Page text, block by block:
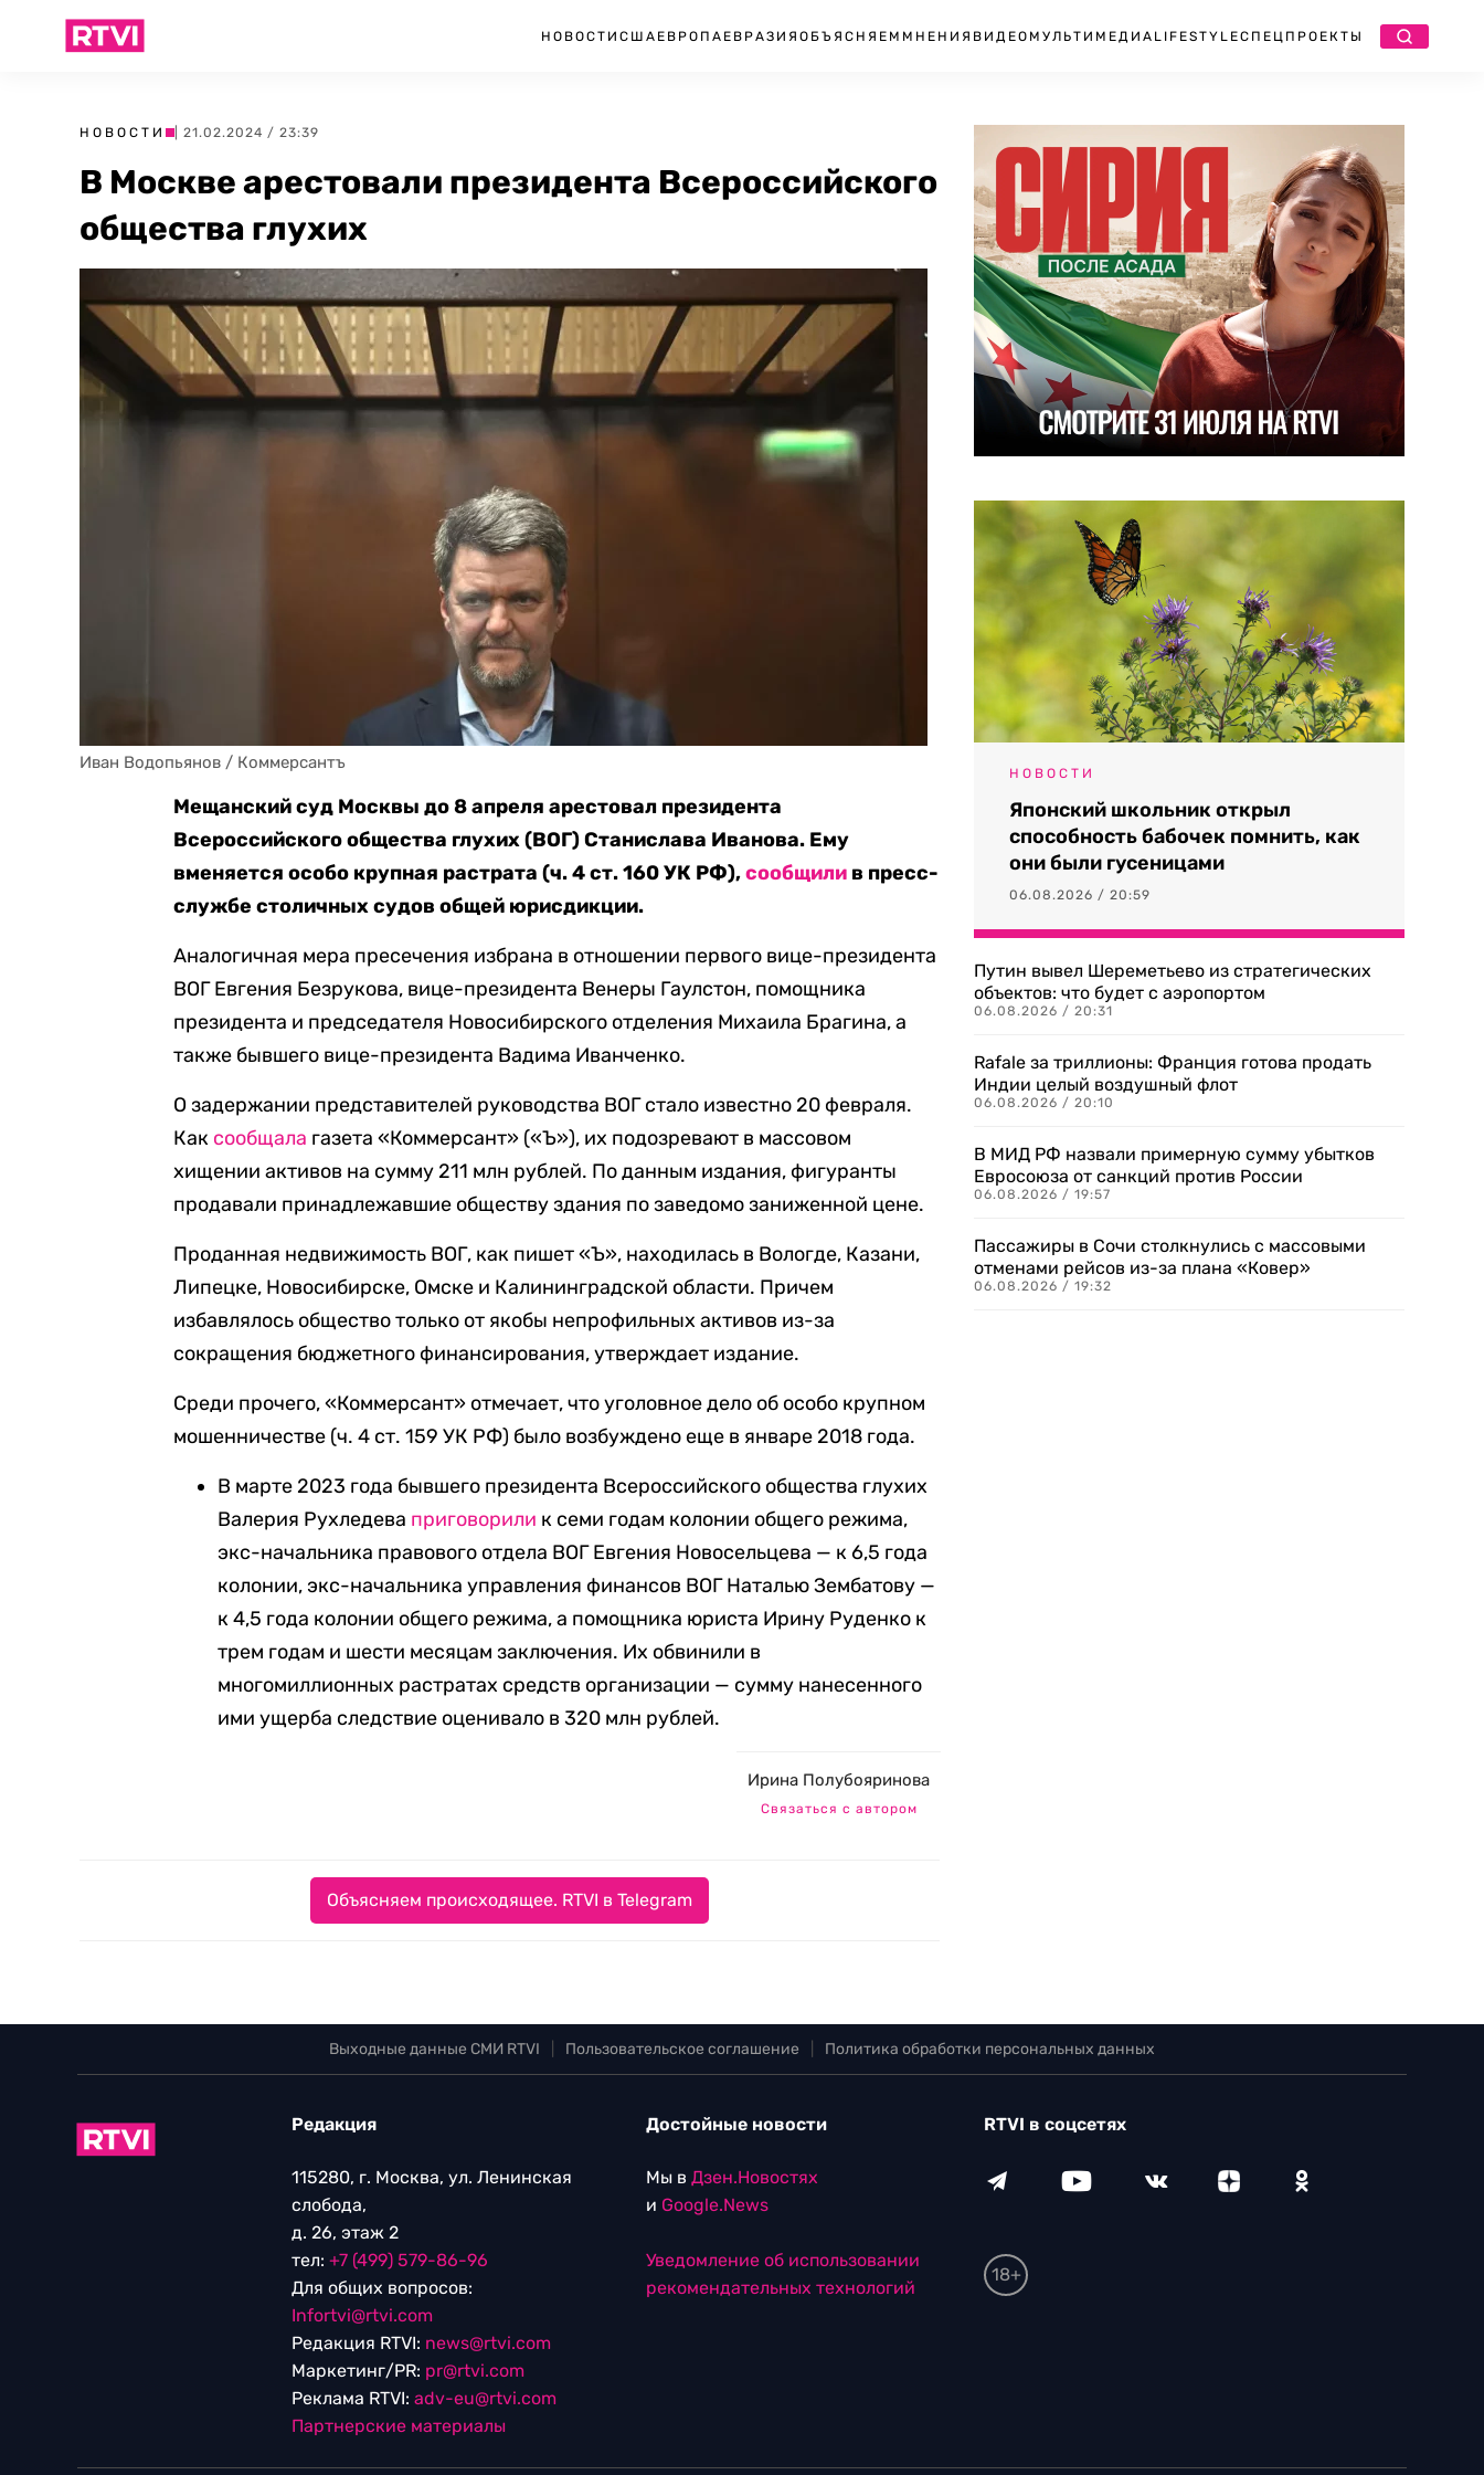
НОВОСТИ США ЕВРОПА ЕВРАЗИЯ ОБЪЯСНЯЕМ МНЕНИЯ ВИДЕО МУЛЬТИМЕДИА LIFESTYLEСПЕЦПРОЕКТЫ
НОВОСТИ | 21.02.2024 / 23:39
В Москве арестовали президента Всероссийского
общества глухих
Иван Водопьянов / Коммерсантъ
Мещанский суд Москвы до 8 апреля арестовал президента
Всероссийского общества глухих (ВОГ) Станислава Иванова. Ему
вменяется особо крупная растрата (ч. 4 ст. 160 УК РФ),сообщили в пресс-
службе столичных судов общей юрисдикции.
Аналогичная мера пресечения избрана в отношении первого вице-президента
ВОГ Евгения Безрукова, вице-президента Венеры Гаулстон, помощника
президента и председателя Новосибирского отделения Михаила Брагина, а
также бывшего вице-президента Вадима Иванченко.
О задержании представителей руководства ВОГ стало известно 20 февраля.
Как сообщала газета «Коммерсант» («Ъ»), их подозревают в массовом
хищении активов на сумму 211 млн рублей. По данным издания, фигуранты
продавали принадлежавшие обществу здания по заведомо заниженной цене.
Проданная недвижимость ВОГ, как пишет «Ъ», находилась в Вологде, Казани,
Липецке, Новосибирске, Омске и Калининградской области. Причем
избавлялось общество только от якобы непрофильных активов из-за
сокращения бюджетного финансирования, утверждает издание.
Среди прочего, «Коммерсант» отмечает, что уголовное дело об особо крупном
мошенничестве (ч. 4 ст. 159 УК РФ) было возбуждено еще в январе 2018 года.
В марте 2023 года бывшего президента Всероссийского общества глухих
Валерия Рухледева приговорили к семи годам колонии общего режима,
экс-начальника правового отдела ВОГ Евгения Новосельцева — к 6,5 года
колонии, экс-начальника управления финансов ВОГ Наталью Зембатову —
к 4,5 года колонии общего режима, а помощника юриста Ирину Руденко к
трем годам и шести месяцам заключения. Их обвинили в
многомиллионных растратах средств организации — сумму нанесенного
ими ущерба следствие оценивало в 320 млн рублей.
Ирина Полубояринова
Связаться с автором
Объясняем происходящее. RTVI в Telegram
НОВОСТИ
Японский школьник открыл
способность бабочек помнить, как
они были гусеницами
06.08.2026 / 20:59
Путин вывел Шереметьево из стратегических
объектов: что будет с аэропортом
06.08.2026 / 20:31
Rafale за триллионы: Франция готова продать
Индии целый воздушный флот
06.08.2026 / 20:10
В МИД РФ назвали примерную сумму убытков
Евросоюза от санкций против России
06.08.2026 / 19:57
Пассажиры в Сочи столкнулись с массовыми
отменами рейсов из-за плана «Ковер»
06.08.2026 / 19:32
Выходные данные СМИ RTVI Пользовательское соглашение Политика обработки персональных данных
Редакция
115280, г. Москва, ул. Ленинская
слобода,
д. 26, этаж 2
тел: +7 (499) 579-86-96
Для общих вопросов:
Infortvi@rtvi.com
Редакция RTVI: news@rtvi.com
Маркетинг/PR: pr@rtvi.com
Реклама RTVI: adv-eu@rtvi.com
Партнерские материалы
Достойные новости
Мы в Дзен.Новостях
и Google.News
Уведомление об использовании
рекомендательных технологий
RTVI в соцсетях
18+